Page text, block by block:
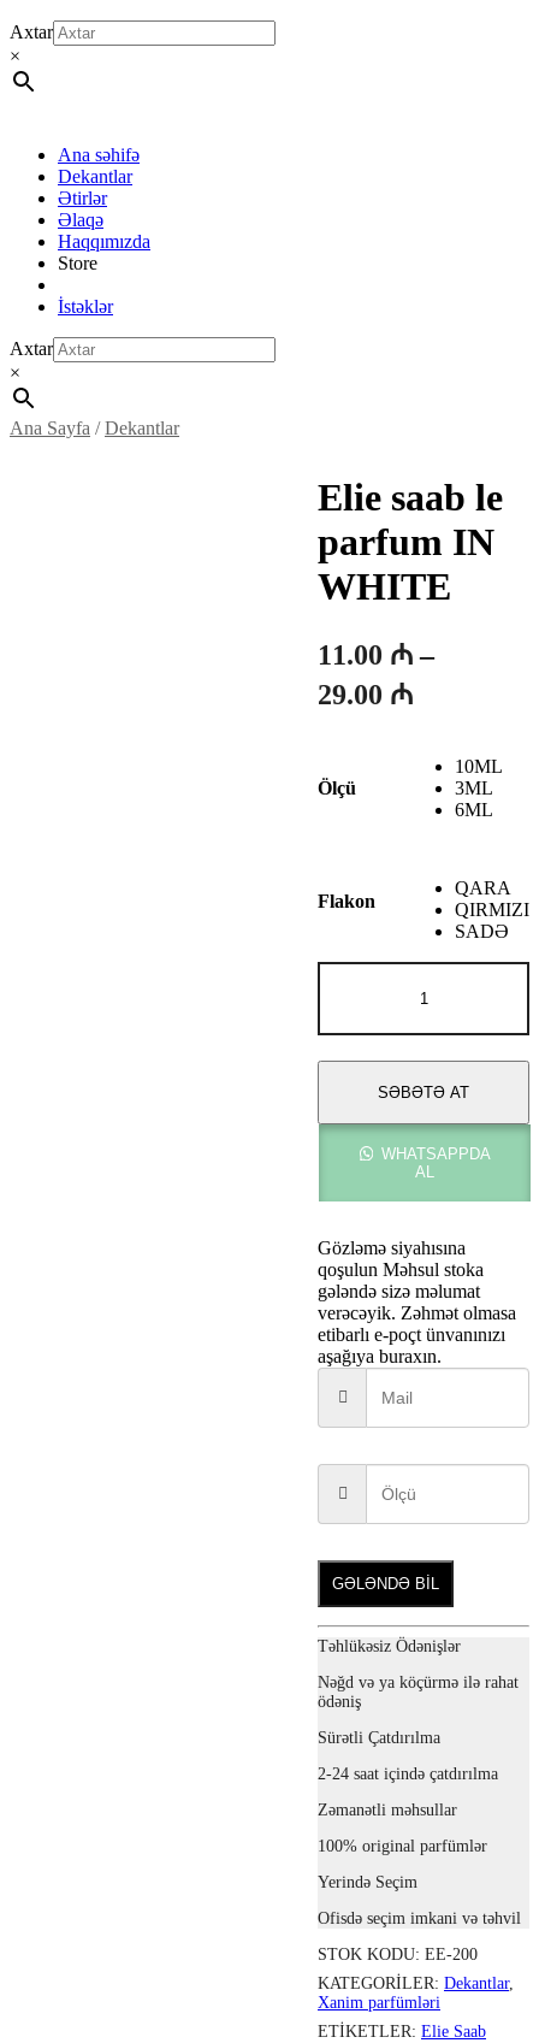
Axtar
×
Ana səhifə
Dekantlar
Ətirlər
Əlaqə
Haqqımızda
Store
İstəklər
Axtar
×
Ana Sayfa /Dekantlar
Elie saab le
parfum IN
WHITE
11.00 ₼ –
29.00 ₼Fiyat
11.00 ₼
Ölçü
10ML
3ML
6ML
Flakon
QARA
QIRMIZI
SADƏ
saab
parfum
IN
WHITE
adet
SƏBƏTƏ AT
WHATSAPPDA
AL
Gözləmə siyahısına
qoşulun Məhsul stoka
gələndə sizə məlumat
verəcəyik. Zəhmət olmasa
etibarlı e-poçt ünvanınızı
aşağıya buraxın.
GƏLƏNDƏ BİL
Təhlükəsiz Ödənişlər
Nəğd və ya köçürmə ilə rahat
ödəniş
Sürətli Çatdırılma
2-24 saat içində çatdırılma
Zəmanətli məhsullar
100% original parfümlər
Yerində Seçim
Ofisdə seçim imkani və təhvil
STOK KODU: EE-200
KATEGORILER: Dekantlar,
Xanim parfümləri
ETIKETLER: Elie Saab